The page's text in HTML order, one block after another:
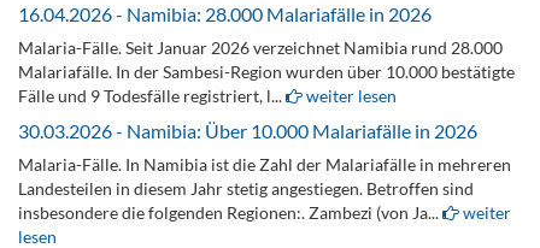
16.04.2026 - Namibia: 28.000 Malariafälle in 2026
Malaria-Fälle. Seit Januar 2026 verzeichnet Namibia rund 28.000
Malariafälle. In der Sambesi-Region wurden über 10.000 bestätigte
Fälle und 9 Todesfälle registriert, l...
weiter lesen
30.03.2026 - Namibia: Über 10.000 Malariafälle in 2026
Malaria-Fälle. In Namibia ist die Zahl der Malariafälle in mehreren
Landesteilen in diesem Jahr stetig angestiegen. Betroffen sind
insbesondere die folgenden Regionen:. Zambezi (von Ja...
weiter
lesen